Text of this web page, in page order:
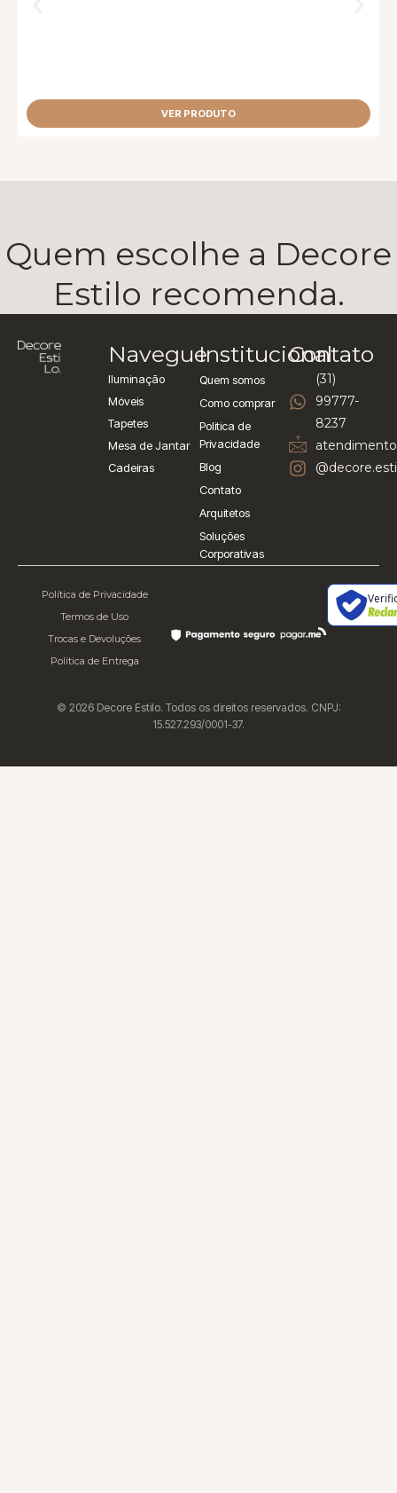
VER PRODUTO
Quem escolhe a Decore
Estilo recomenda.
Navegue
Iluminação
Móveis
Tapetes
Mesa de Jantar
Cadeiras
Institucional
Quem somos
Como comprar
Politica de
Privacidade
Blog
Contato
Arquitetos
Soluções
Corporativas
Contato
(31)
99777-
8237
Política de Privacidade
Termos de Uso
Trocas e Devoluções
Política de Entrega
© 2026 Decore Estilo. Todos os direitos reservados. CNPJ:
15.527.293/0001-37.